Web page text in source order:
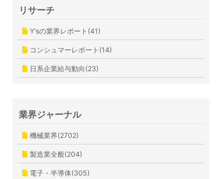
リサーチ
Y'sの業界レポート(41)
コンシュマーレポート(14)
日系企業給与動向(23)
業界ジャーナル
機械業界(2702)
製造業全般(204)
電子・半導体(305)